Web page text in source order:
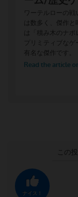
この
ナイス！